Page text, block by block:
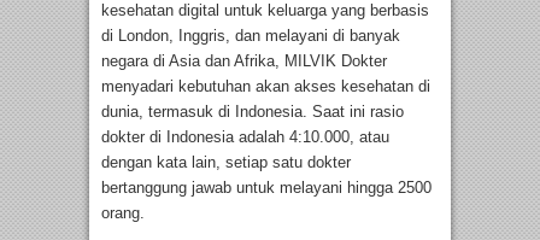
kesehatan digital untuk keluarga yang berbasis
di London, Inggris, dan melayani di banyak
negara di Asia dan Afrika, MILVIK Dokter
menyadari kebutuhan akan akses kesehatan di
dunia, termasuk di Indonesia. Saat ini rasio
dokter di Indonesia adalah 4:10.000, atau
dengan kata lain, setiap satu dokter
bertanggung jawab untuk melayani hingga 2500
orang.